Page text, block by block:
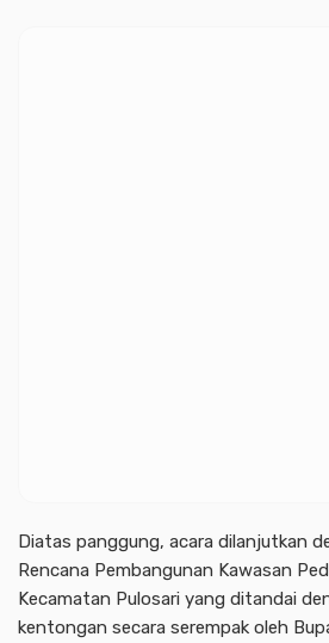
Diatas panggung, acara dilanjutkan
Rencana Pembangunan Kawasan
Kecamatan Pulosari yang ditandai
kentongan secara serempak oleh